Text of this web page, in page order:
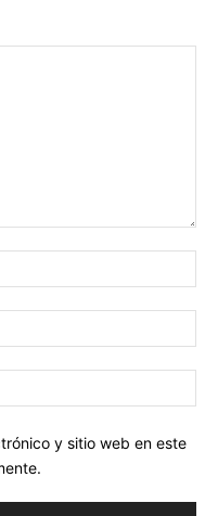
y sitio web en este